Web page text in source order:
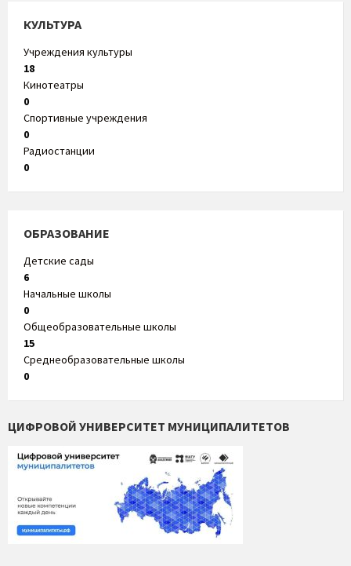
КУЛЬТУРА
Учреждения культуры
18
Кинотеатры
0
Спортивные учреждения
0
Радиостанции
0
ОБРАЗОВАНИЕ
Детские сады
6
Начальные школы
0
Общеобразовательные школы
15
Среднеобразовательные школы
0
ЦИФРОВОЙ УНИВЕРСИТЕТ МУНИЦИПАЛИТЕТОВ